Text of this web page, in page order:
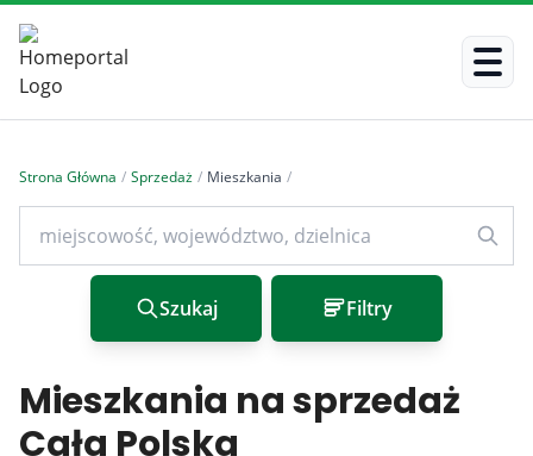
Strona Główna / Sprzedaż / Mieszkania /
Szukaj Filtry
Mieszkania na sprzedaż
Cała Polska